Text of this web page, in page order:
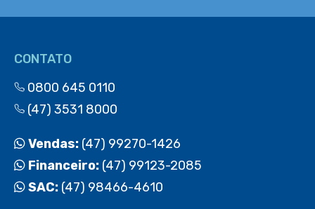
CONTATO
0800 645 0110
(47) 3531 8000
Vendas: (47) 99270-1426
Financeiro: (47) 99123-2085
SAC: (47) 98466-4610